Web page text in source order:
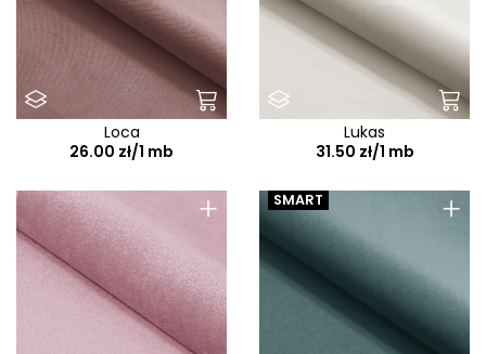
Loca
26.00 zł/1 mb
Lukas
31.50 zł/1 mb
+ +
SMART